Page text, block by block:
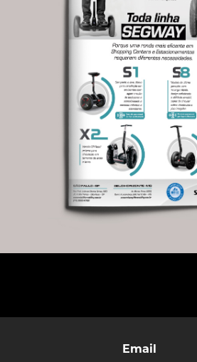
Email